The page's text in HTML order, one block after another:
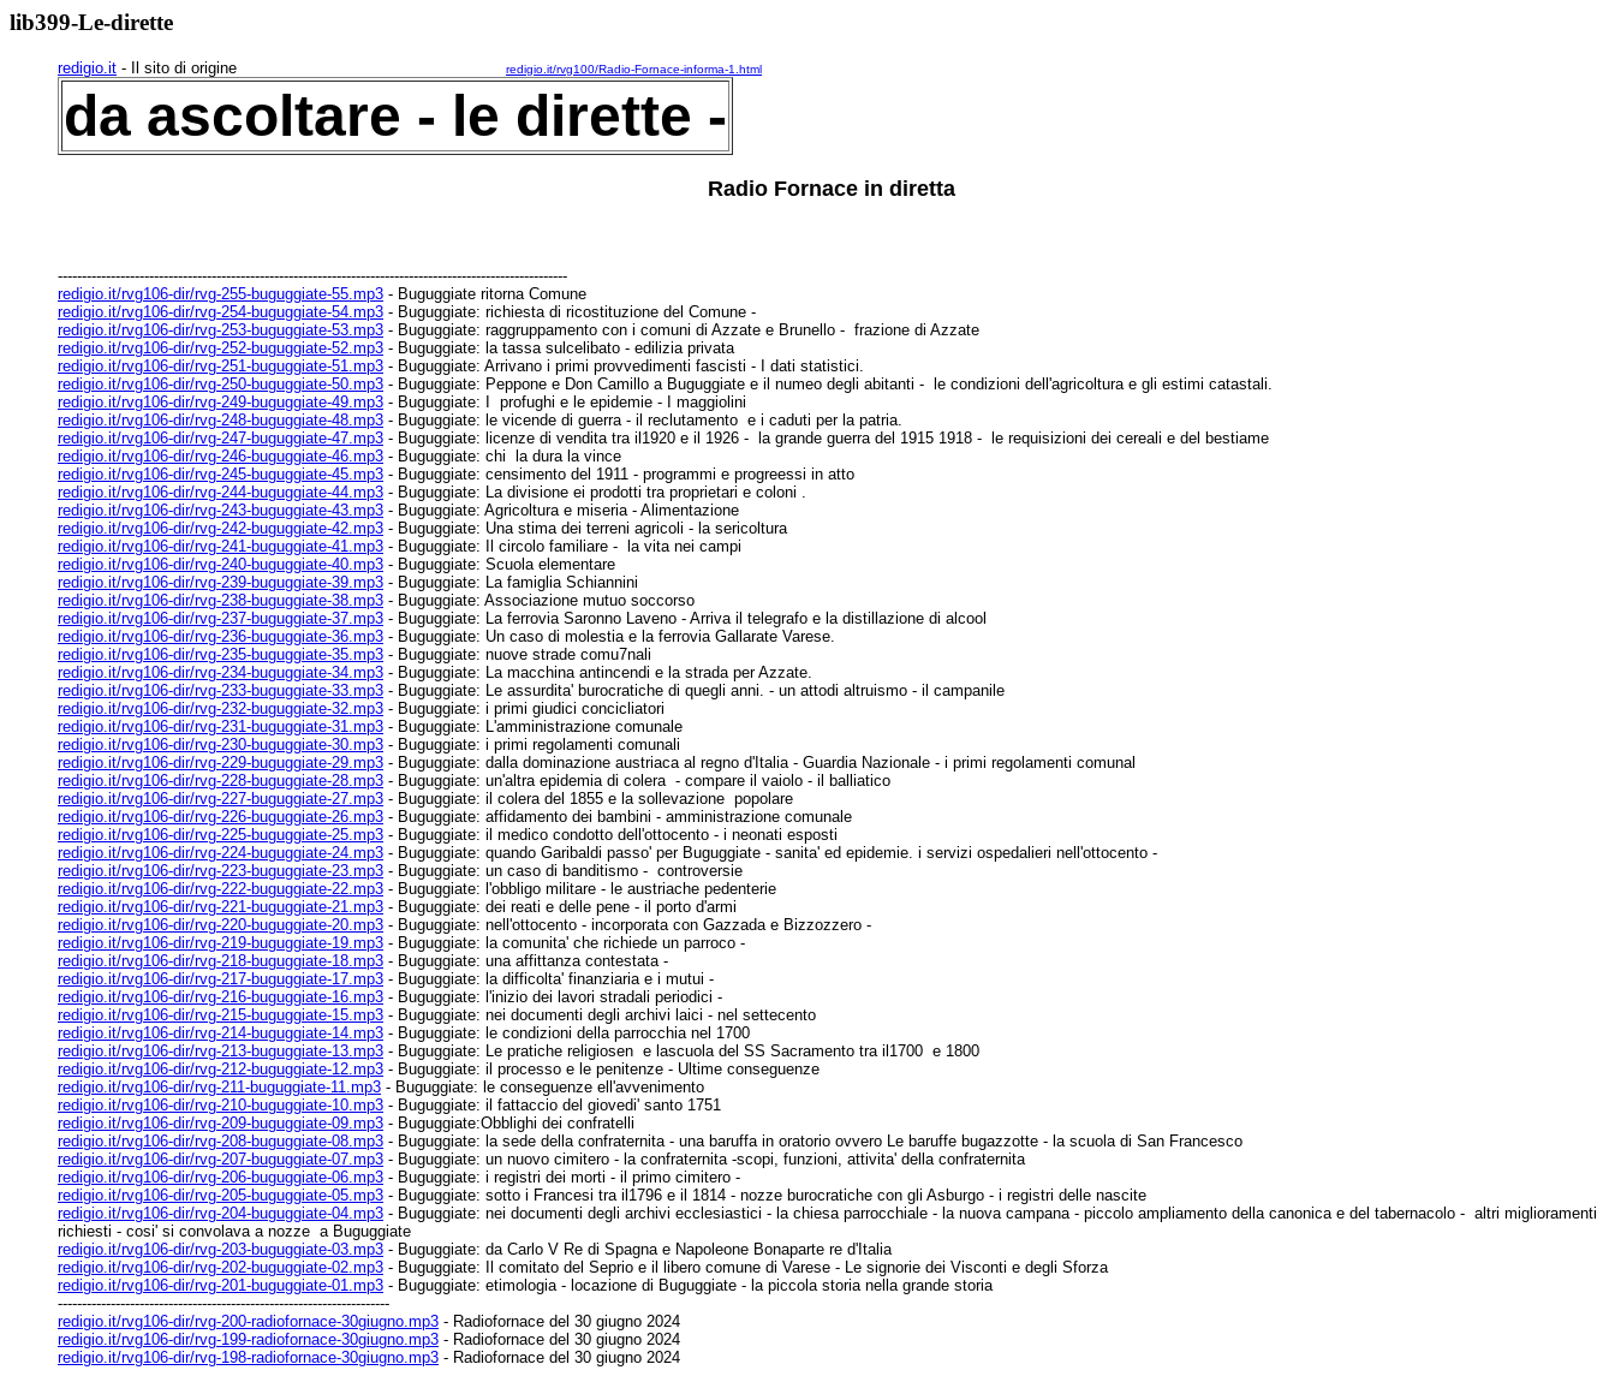
lib399-Le-dirette
redigio.it - Il sito di origine redigio.it/rvg100/Radio-Fornace-informa-1.html
da ascoltare - le dirette -
Radio Fornace in diretta
----------------------------------------------------------------------------------------------------------
redigio.it/rvg106-dir/rvg-255-buguggiate-55.mp3 - Buguggiate ritorna Comune
redigio.it/rvg106-dir/rvg-254-buguggiate-54.mp3 - Buguggiate: richiesta di ricostituzione del Comune -
redigio.it/rvg106-dir/rvg-253-buguggiate-53.mp3 - Buguggiate: raggruppamento con i comuni di Azzate e Brunello - frazione di Azzate
redigio.it/rvg106-dir/rvg-252-buguggiate-52.mp3 - Buguggiate: la tassa sulcelibato - edilizia privata
redigio.it/rvg106-dir/rvg-251-buguggiate-51.mp3 - Buguggiate: Arrivano i primi provvedimenti fascisti - I dati statistici.
redigio.it/rvg106-dir/rvg-250-buguggiate-50.mp3 - Buguggiate: Peppone e Don Camillo a Buguggiate e il numeo degli abitanti - le condizioni dell'agricoltura e gli estimi catastali.
redigio.it/rvg106-dir/rvg-249-buguggiate-49.mp3 - Buguggiate: I profughi e le epidemie - I maggiolini
redigio.it/rvg106-dir/rvg-248-buguggiate-48.mp3 - Buguggiate: le vicende di guerra - il reclutamento e i caduti per la patria.
redigio.it/rvg106-dir/rvg-247-buguggiate-47.mp3 - Buguggiate: licenze di vendita tra il1920 e il 1926 - la grande guerra del 1915 1918 - le requisizioni dei cereali e del bestiame
redigio.it/rvg106-dir/rvg-246-buguggiate-46.mp3 - Buguggiate: chi la dura la vince
redigio.it/rvg106-dir/rvg-245-buguggiate-45.mp3 - Buguggiate: censimento del 1911 - programmi e progreessi in atto
redigio.it/rvg106-dir/rvg-244-buguggiate-44.mp3 - Buguggiate: La divisione ei prodotti tra proprietari e coloni .
redigio.it/rvg106-dir/rvg-243-buguggiate-43.mp3 - Buguggiate: Agricoltura e miseria - Alimentazione
redigio.it/rvg106-dir/rvg-242-buguggiate-42.mp3 - Buguggiate: Una stima dei terreni agricoli - la sericoltura
redigio.it/rvg106-dir/rvg-241-buguggiate-41.mp3 - Buguggiate: Il circolo familiare - la vita nei campi
redigio.it/rvg106-dir/rvg-240-buguggiate-40.mp3 - Buguggiate: Scuola elementare
redigio.it/rvg106-dir/rvg-239-buguggiate-39.mp3 - Buguggiate: La famiglia Schiannini
redigio.it/rvg106-dir/rvg-238-buguggiate-38.mp3 - Buguggiate: Associazione mutuo soccorso
redigio.it/rvg106-dir/rvg-237-buguggiate-37.mp3 - Buguggiate: La ferrovia Saronno Laveno - Arriva il telegrafo e la distillazione di alcool
redigio.it/rvg106-dir/rvg-236-buguggiate-36.mp3 - Buguggiate: Un caso di molestia e la ferrovia Gallarate Varese.
redigio.it/rvg106-dir/rvg-235-buguggiate-35.mp3 - Buguggiate: nuove strade comu7nali
redigio.it/rvg106-dir/rvg-234-buguggiate-34.mp3 - Buguggiate: La macchina antincendi e la strada per Azzate.
redigio.it/rvg106-dir/rvg-233-buguggiate-33.mp3 - Buguggiate: Le assurdita' burocratiche di quegli anni. - un attodi altruismo - il campanile
redigio.it/rvg106-dir/rvg-232-buguggiate-32.mp3 - Buguggiate: i primi giudici concicliatori
redigio.it/rvg106-dir/rvg-231-buguggiate-31.mp3 - Buguggiate: L'amministrazione comunale
redigio.it/rvg106-dir/rvg-230-buguggiate-30.mp3 - Buguggiate: i primi regolamenti comunali
redigio.it/rvg106-dir/rvg-229-buguggiate-29.mp3 - Buguggiate: dalla dominazione austriaca al regno d'Italia - Guardia Nazionale - i primi regolamenti comunal
redigio.it/rvg106-dir/rvg-228-buguggiate-28.mp3 - Buguggiate: un'altra epidemia di colera - compare il vaiolo - il balliatico
redigio.it/rvg106-dir/rvg-227-buguggiate-27.mp3 - Buguggiate: il colera del 1855 e la sollevazione popolare
redigio.it/rvg106-dir/rvg-226-buguggiate-26.mp3 - Buguggiate: affidamento dei bambini - amministrazione comunale
redigio.it/rvg106-dir/rvg-225-buguggiate-25.mp3 - Buguggiate: il medico condotto dell'ottocento - i neonati esposti
redigio.it/rvg106-dir/rvg-224-buguggiate-24.mp3 - Buguggiate: quando Garibaldi passo' per Buguggiate - sanita' ed epidemie. i servizi ospedalieri nell'ottocento -
redigio.it/rvg106-dir/rvg-223-buguggiate-23.mp3 - Buguggiate: un caso di banditismo - controversie
redigio.it/rvg106-dir/rvg-222-buguggiate-22.mp3 - Buguggiate: l'obbligo militare - le austriache pedenterie
redigio.it/rvg106-dir/rvg-221-buguggiate-21.mp3 - Buguggiate: dei reati e delle pene - il porto d'armi
redigio.it/rvg106-dir/rvg-220-buguggiate-20.mp3 - Buguggiate: nell'ottocento - incorporata con Gazzada e Bizzozzero -
redigio.it/rvg106-dir/rvg-219-buguggiate-19.mp3 - Buguggiate: la comunita' che richiede un parroco -
redigio.it/rvg106-dir/rvg-218-buguggiate-18.mp3 - Buguggiate: una affittanza contestata -
redigio.it/rvg106-dir/rvg-217-buguggiate-17.mp3 - Buguggiate: la difficolta' finanziaria e i mutui -
redigio.it/rvg106-dir/rvg-216-buguggiate-16.mp3 - Buguggiate: l'inizio dei lavori stradali periodici -
redigio.it/rvg106-dir/rvg-215-buguggiate-15.mp3 - Buguggiate: nei documenti degli archivi laici - nel settecento
redigio.it/rvg106-dir/rvg-214-buguggiate-14.mp3 - Buguggiate: le condizioni della parrocchia nel 1700
redigio.it/rvg106-dir/rvg-213-buguggiate-13.mp3 - Buguggiate: Le pratiche religiosen e lascuola del SS Sacramento tra il1700 e 1800
redigio.it/rvg106-dir/rvg-212-buguggiate-12.mp3 - Buguggiate: il processo e le penitenze - Ultime conseguenze
redigio.it/rvg106-dir/rvg-211-buguggiate-11.mp3 - Buguggiate: le conseguenze ell'avvenimento
redigio.it/rvg106-dir/rvg-210-buguggiate-10.mp3 - Buguggiate: il fattaccio del giovedi' santo 1751
redigio.it/rvg106-dir/rvg-209-buguggiate-09.mp3 - Buguggiate:Obblighi dei confratelli
redigio.it/rvg106-dir/rvg-208-buguggiate-08.mp3 - Buguggiate: la sede della confraternita - una baruffa in oratorio ovvero Le baruffe bugazzotte - la scuola di San Francesco
redigio.it/rvg106-dir/rvg-207-buguggiate-07.mp3 - Buguggiate: un nuovo cimitero - la confraternita -scopi, funzioni, attivita' della confraternita
redigio.it/rvg106-dir/rvg-206-buguggiate-06.mp3 - Buguggiate: i registri dei morti - il primo cimitero -
redigio.it/rvg106-dir/rvg-205-buguggiate-05.mp3 - Buguggiate: sotto i Francesi tra il1796 e il 1814 - nozze burocratiche con gli Asburgo - i registri delle nascite
redigio.it/rvg106-dir/rvg-204-buguggiate-04.mp3 - Buguggiate: nei documenti degli archivi ecclesiastici - la chiesa parrocchiale - la nuova campana - piccolo ampliamento della canonica e del tabernacolo - altri miglioramenti
richiesti - cosi' si convolava a nozze a Buguggiate
redigio.it/rvg106-dir/rvg-203-buguggiate-03.mp3 - Buguggiate: da Carlo V Re di Spagna e Napoleone Bonaparte re d'Italia
redigio.it/rvg106-dir/rvg-202-buguggiate-02.mp3 - Buguggiate: Il comitato del Seprio e il libero comune di Varese - Le signorie dei Visconti e degli Sforza
redigio.it/rvg106-dir/rvg-201-buguggiate-01.mp3 - Buguggiate: etimologia - locazione di Buguggiate - la piccola storia nella grande storia
---------------------------------------------------------------------
redigio.it/rvg106-dir/rvg-200-radiofornace-30giugno.mp3 - Radiofornace del 30 giugno 2024
redigio.it/rvg106-dir/rvg-199-radiofornace-30giugno.mp3 - Radiofornace del 30 giugno 2024
redigio.it/rvg106-dir/rvg-198-radiofornace-30giugno.mp3 - Radiofornace del 30 giugno 2024